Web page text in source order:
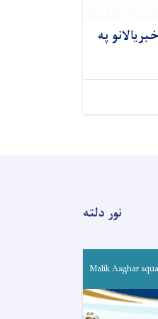
په
نور دلته
Malik Asghar